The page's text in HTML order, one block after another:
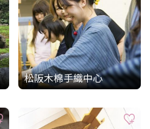
松阪木棉手織中心